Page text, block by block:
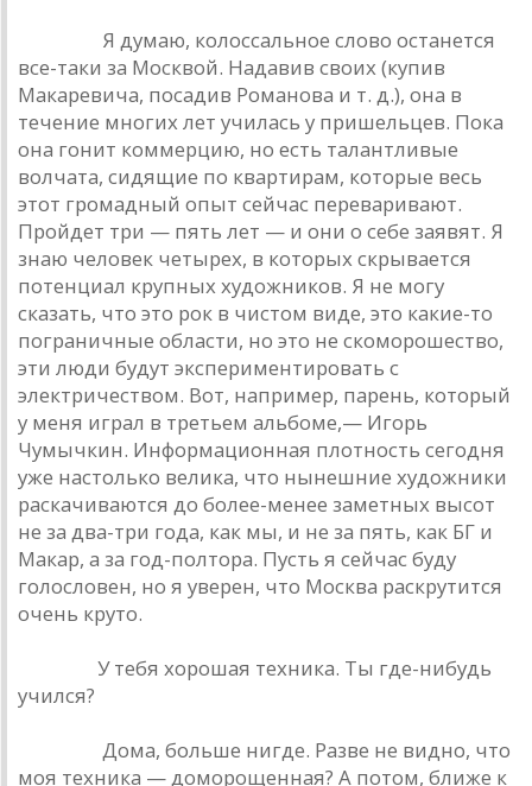
Я думаю, колоссальное слово останется
все-таки за Москвой. Надавив своих (купив
Макаревича, посадив Романова и т. д.), она в
течение многих лет училась у пришельцев. Пока
она гонит коммерцию, но есть талантливые
волчата, сидящие по квартирам, которые весь
этот громадный опыт сейчас переваривают.
Пройдет три — пять лет — и они о себе заявят. Я
знаю человек четырех, в которых скрывается
потенциал крупных художников. Я не могу
сказать, что это рок в чистом виде, это какие-то
пограничные области, но это не скоморошество,
эти люди будут экспериментировать с
электричеством. Вот, например, парень, который
у меня играл в третьем альбоме,— Игорь
Чумычкин. Информационная плотность сегодня
уже настолько велика, что нынешние художники
раскачиваются до более-менее заметных высот
не за два-три года, как мы, и не за пять, как БГ и
Макар, а за год-полтора. Пусть я сейчас буду
голословен, но я уверен, что Москва раскрутится
очень круто.
У тебя хорошая техника. Ты где-нибудь
учился?
Дома, больше нигде. Разве не видно, что
моя техника — доморощенная? А потом, ближе к